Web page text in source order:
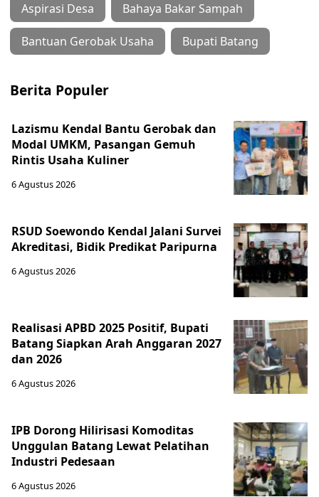
Aspirasi Desa Bahaya Bakar Sampah
Bantuan Gerobak Usaha Bupati Batang
Berita Populer
Lazismu Kendal Bantu Gerobak dan
Modal UMKM, Pasangan Gemuh
Rintis Usaha Kuliner
6 Agustus 2026
RSUD Soewondo Kendal Jalani Survei
Akreditasi, Bidik Predikat Paripurna
6 Agustus 2026
Realisasi APBD 2025 Positif, Bupati
Batang Siapkan Arah Anggaran 2027
dan 2026
6 Agustus 2026
IPB Dorong Hilirisasi Komoditas
Unggulan Batang Lewat Pelatihan
Industri Pedesaan
6 Agustus 2026